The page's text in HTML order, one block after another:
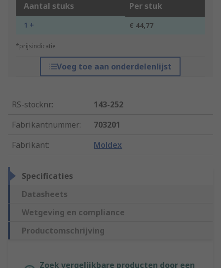
Aantal stuks Per stuk
1 + € 44,77
*prijsindicatie
Voeg toe aan onderdelenlijst
RS-stocknr.:
143-252
Fabrikantnummer:
703201
Fabrikant: Moldex
Specificaties
Datasheets
Wetgeving en compliance
Productomschrijving
Zoek vergelijkbare producten door een